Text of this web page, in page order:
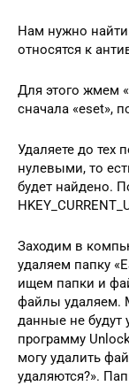
Нам нужно
относятся к
Для этого жмем
сначала «eset»,
Удаляете до тех
нулевыми, то
будет найдено.
Заходим в
удаляем папку
ищем папки и
файлы удаляем.
данные не будут
программу
могу удалить
удаляются?».